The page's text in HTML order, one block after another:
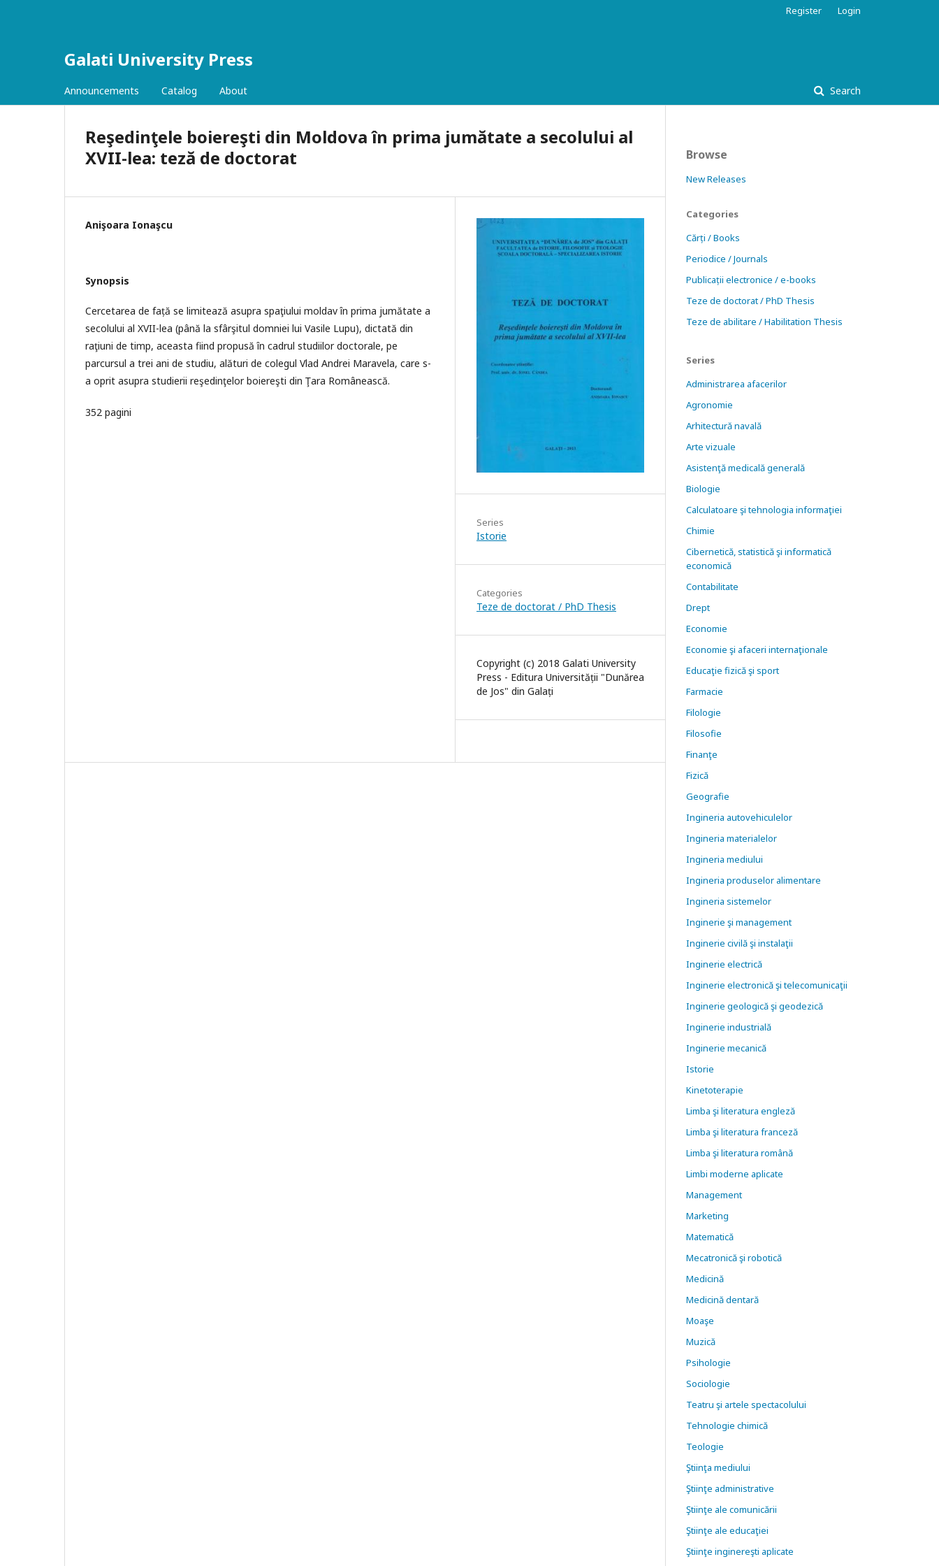
Galati University Press
Announcements Catalog About Search
Register Login
Reşedinţele boiereşti din Moldova în prima jumătate a secolului al
XVII-lea: teză de doctorat
Anişoara Ionaşcu
Synopsis
Cercetarea de față se limitează asupra spaţiului moldav în prima jumătate a
secolului al XVII-lea (până la sfârşitul domniei lui Vasile Lupu), dictată din
raţiuni de timp, aceasta fiind propusă în cadrul studiilor doctorale, pe
parcursul a trei ani de studiu, alături de colegul Vlad Andrei Maravela, care s-
a oprit asupra studierii reşedinţelor boiereşti din Ţara Românească.
352 pagini
Series
Istorie
Categories
Teze de doctorat / PhD Thesis
Copyright (c) 2018 Galati University
Press - Editura Universității "Dunărea
de Jos" din Galați
Browse
New Releases
Categories
Cărți / Books
Periodice / Journals
Publicații electronice / e-books
Teze de doctorat / PhD Thesis
Teze de abilitare / Habilitation Thesis
Series
Administrarea afacerilor
Agronomie
Arhitectură navală
Arte vizuale
Asistenţă medicală generală
Biologie
Calculatoare şi tehnologia informaţiei
Chimie
Cibernetică, statistică şi informatică
economică
Contabilitate
Drept
Economie
Economie şi afaceri internaţionale
Educaţie fizică şi sport
Farmacie
Filologie
Filosofie
Finanţe
Fizică
Geografie
Ingineria autovehiculelor
Ingineria materialelor
Ingineria mediului
Ingineria produselor alimentare
Ingineria sistemelor
Inginerie şi management
Inginerie civilă şi instalaţii
Inginerie electrică
Inginerie electronică şi telecomunicaţii
Inginerie geologică şi geodezică
Inginerie industrială
Inginerie mecanică
Istorie
Kinetoterapie
Limba şi literatura engleză
Limba şi literatura franceză
Limba şi literatura română
Limbi moderne aplicate
Management
Marketing
Matematică
Mecatronică şi robotică
Medicină
Medicină dentară
Moaşe
Muzică
Psihologie
Sociologie
Teatru şi artele spectacolului
Tehnologie chimică
Teologie
Ştiinţa mediului
Ştiinţe administrative
Ştiinţe ale comunicării
Ştiinţe ale educaţiei
Ştiinţe inginereşti aplicate